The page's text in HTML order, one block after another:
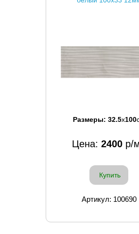
Размеры: 32.5x100
Цена: 2400 р/
Купить
Артикул: 100690